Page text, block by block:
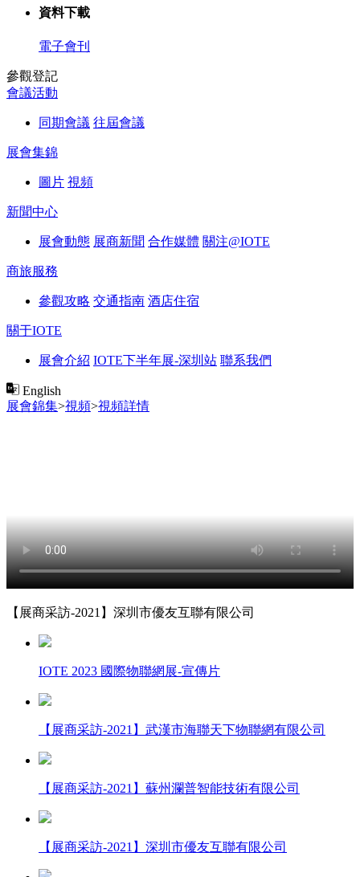
資料下載
電子會刊
參觀登記
會議活動
同期會議 往屆會議
展會集錦
圖片 視頻
新聞中心
展會動態 展商新聞 合作媒體 關注@IOTE
商旅服務
參觀攻略 交通指南 酒店住宿
關于IOTE
展會介紹 IOTE下半年展-深圳站 聯系我們
English
展會錦集>視頻>視頻詳情
【展商采訪-2021】深圳市優友互聯有限公司
IOTE 2023 國際物聯網展-宣傳片
【展商采訪-2021】武漢市海聯天下物聯網有限公司
【展商采訪-2021】蘇州瀾普智能技術有限公司
【展商采訪-2021】深圳市優友互聯有限公司